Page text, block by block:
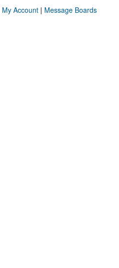
My Account| Message Boards